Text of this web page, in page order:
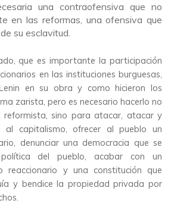
una contraofensiva que no
en las reformas, una ofensiva que
su esclavitud.
que es importante la participación
en las instituciones burguesas,
en su obra y como hicieron los
zarista, pero es necesario hacerlo no
reformista, sino para atacar, atacar y
al capitalismo, ofrecer al pueblo un
denunciar una democracia que se
del pueblo, acabar con un
reaccionario y una constitución que
y bendice la propiedad privada por